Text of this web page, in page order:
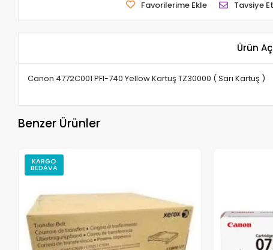
Favorilerime Ekle Tavsiye Et
Ürün
Canon 4772C001 PFI-740 Yellow Kartuş TZ30000 ( Sarı Kartuş )
Benzer Ürünler
KARGO
BEDAVA